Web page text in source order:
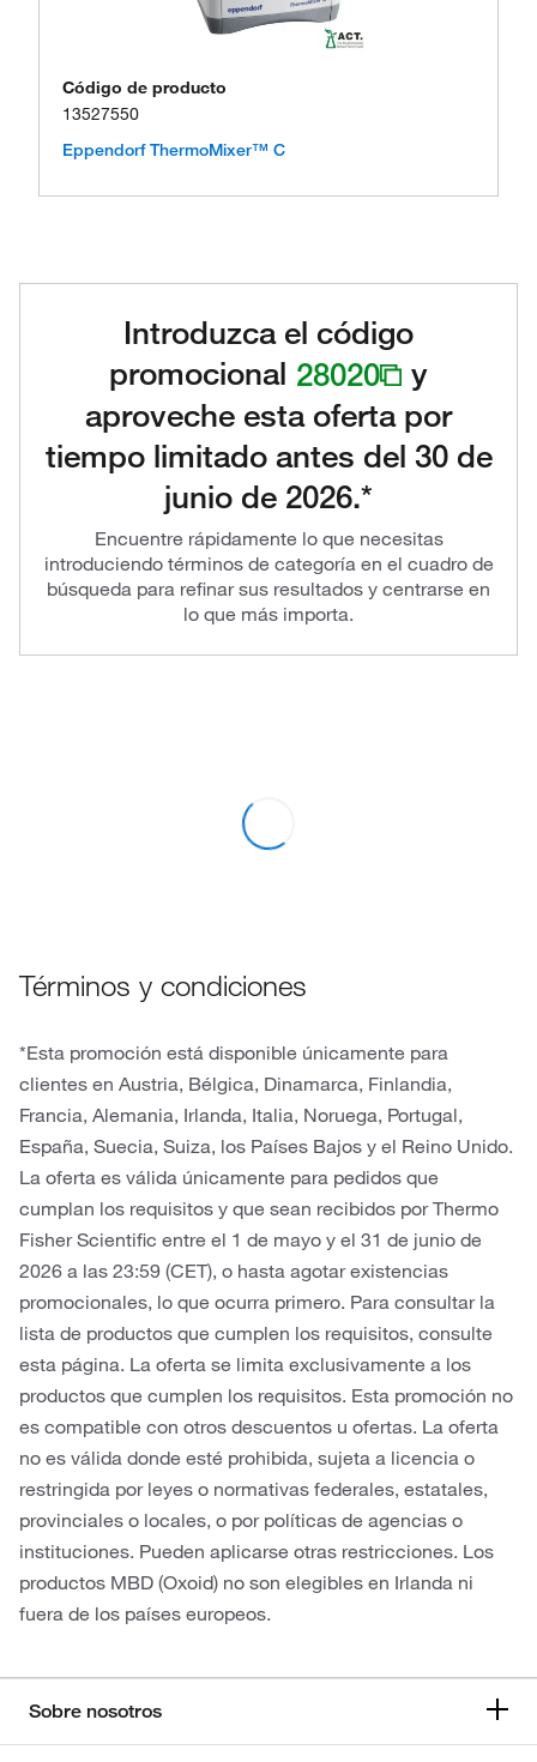
Código de producto
13527550
Eppendorf ThermoMixer™ C
Introduzca el código
promocional 28020
y
aproveche esta oferta por
tiempo limitado antes del 30 de
junio de 2026.*
Encuentre rápidamente lo que necesitas
introduciendo términos de categoría en el cuadro de
búsqueda para refinar sus resultados y centrarse en
lo que más importa.
Términos y condiciones
*Esta promoción está disponible únicamente para
clientes en Austria, Bélgica, Dinamarca, Finlandia,
Francia, Alemania, Irlanda, Italia, Noruega, Portugal,
España, Suecia, Suiza, los Países Bajos y el Reino Unido.
La oferta es válida únicamente para pedidos que
cumplan los requisitos y que sean recibidos por Thermo
Fisher Scientific entre el 1 de mayo y el 31 de junio de
2026 a las 23:59 (CET), o hasta agotar existencias
promocionales, lo que ocurra primero. Para consultar la
lista de productos que cumplen los requisitos, consulte
esta página. La oferta se limita exclusivamente a los
productos que cumplen los requisitos. Esta promoción no
es compatible con otros descuentos u ofertas. La oferta
no es válida donde esté prohibida, sujeta a licencia o
restringida por leyes o normativas federales, estatales,
provinciales o locales, o por políticas de agencias o
instituciones. Pueden aplicarse otras restricciones. Los
productos MBD (Oxoid) no son elegibles en Irlanda ni
fuera de los países europeos.
Sobre nosotros